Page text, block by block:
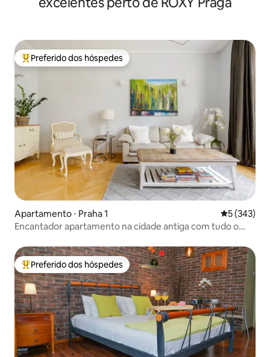
Entre os melhores preferidos dos hóspedes
Preferido dos hóspedes
Apartamento ⋅ Praha 1 5 de uma
5 (343)
Encantador apartamento na cidade antiga com tudo o
Entre os melhores preferidos dos hóspedes
Preferido dos hóspedes